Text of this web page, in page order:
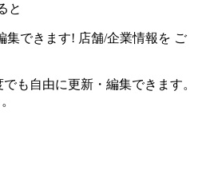
と
集できます! 店舗/企業情報を ご
も自由に更新・編集できます。